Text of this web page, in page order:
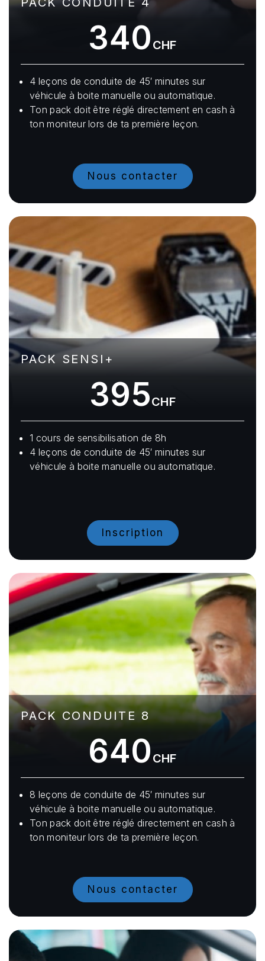
340 CHF
4 leçons de conduite de 45′ minutes sur
véhicule à boite manuelle ou automatique.
Ton pack doit être réglé directement en cash à
ton moniteur lors de ta première leçon.
Nous contacter
PACK SENSI+
395CHF
1 cours de sensibilisation de 8h
4 leçons de conduite de 45′ minutes sur
véhicule à boite manuelle ou automatique.
Inscription
PACK CONDUITE 8
640 CHF
8 leçons de conduite de 45′ minutes sur
véhicule à boite manuelle ou automatique.
Ton pack doit être réglé directement en cash à
ton moniteur lors de ta première leçon.
Nous contacter